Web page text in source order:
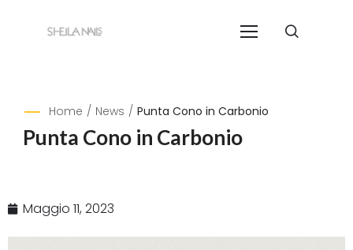
Home / News / Punta Cono in Carbonio
Punta Cono in Carbonio
Maggio 11, 2023